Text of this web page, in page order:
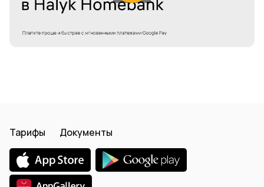
Тарифы Документы